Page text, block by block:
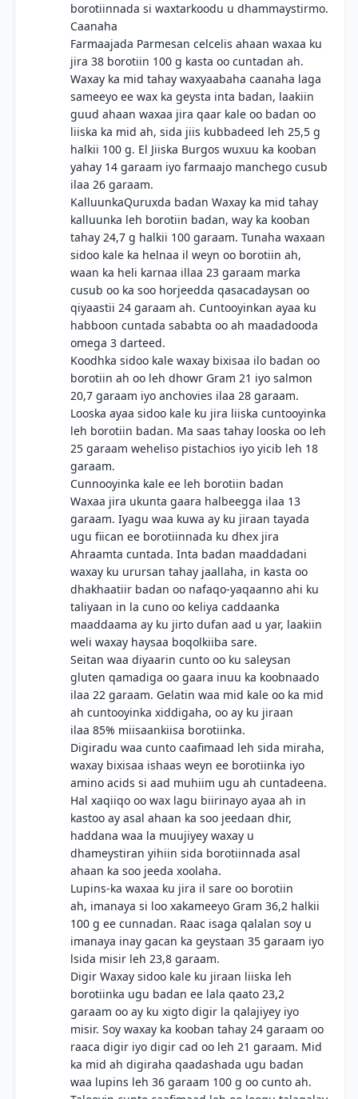
borotiinnada si waxtarkoodu u dhammaystirmo.
Caanaha
Farmaajada Parmesan celcelis ahaan waxaa ku
jira 38 borotiin 100 g kasta oo cuntadan ah.
Waxay ka mid tahay waxyaabaha caanaha laga
sameeyo ee wax ka geysta inta badan, laakiin
guud ahaan waxaa jira qaar kale oo badan oo
liiska ka mid ah, sida jiis kubbadeed leh 25,5 g
halkii 100 g. El Jiiska Burgos wuxuu ka kooban
yahay 14 garaam iyo farmaajo manchego cusub
ilaa 26 garaam.
KalluunkaQuruxda badan Waxay ka mid tahay
kalluunka leh borotiin badan, way ka kooban
tahay 24,7 g halkii 100 garaam. Tunaha waxaan
sidoo kale ka helnaa il weyn oo borotiin ah,
waan ka heli karnaa illaa 23 garaam marka
cusub oo ka soo horjeedda qasacadaysan oo
qiyaastii 24 garaam ah. Cuntooyinkan ayaa ku
habboon cuntada sababta oo ah maadadooda
omega 3 darteed.
Koodhka sidoo kale waxay bixisaa ilo badan oo
borotiin ah oo leh dhowr Gram 21 iyo salmon
20,7 garaam iyo anchovies ilaa 28 garaam.
Looska ayaa sidoo kale ku jira liiska cuntooyinka
leh borotiin badan. Ma saas tahay looska oo leh
25 garaam weheliso pistachios iyo yicib leh 18
garaam.
Cunnooyinka kale ee leh borotiin badan
Waxaa jira ukunta gaara halbeegga ilaa 13
garaam. Iyagu waa kuwa ay ku jiraan tayada
ugu fiican ee borotiinnada ku dhex jira
Ahraamta cuntada. Inta badan maaddadani
waxay ku urursan tahay jaallaha, in kasta oo
dhakhaatiir badan oo nafaqo-yaqaanno ahi ku
taliyaan in la cuno oo keliya caddaanka
maaddaama ay ku jirto dufan aad u yar, laakiin
weli waxay haysaa boqolkiiba sare.
Seitan waa diyaarin cunto oo ku saleysan
gluten qamadiga oo gaara inuu ka koobnaado
ilaa 22 garaam. Gelatin waa mid kale oo ka mid
ah cuntooyinka xiddigaha, oo ay ku jiraan
ilaa 85% miisaankiisa borotiinka.
Digiradu waa cunto caafimaad leh sida miraha,
waxay bixisaa ishaas weyn ee borotiinka iyo
amino acids si aad muhiim ugu ah cuntadeena.
Hal xaqiiqo oo wax lagu biirinayo ayaa ah in
kastoo ay asal ahaan ka soo jeedaan dhir,
haddana waa la muujiyey waxay u
dhameystiran yihiin sida borotiinnada asal
ahaan ka soo jeeda xoolaha.
Lupins-ka waxaa ku jira il sare oo borotiin
ah, imanaya si loo xakameeyo Gram 36,2 halkii
100 g ee cunnadan. Raac isaga qalalan soy u
imanaya inay gacan ka geystaan 35 garaam iyo
lsida misir leh 23,8 garaam.
Digir Waxay sidoo kale ku jiraan liiska leh
borotiinka ugu badan ee lala qaato 23,2
garaam oo ay ku xigto digir la qalajiyey iyo
misir. Soy waxay ka kooban tahay 24 garaam oo
raaca digir iyo digir cad oo leh 21 garaam. Mid
ka mid ah digiraha qaadashada ugu badan
waa lupins leh 36 garaam 100 g oo cunto ah.